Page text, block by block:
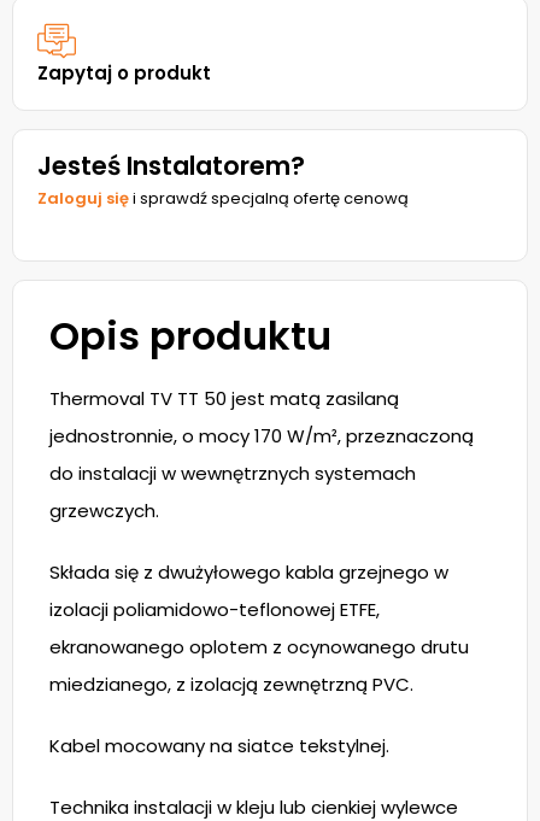
Zapytaj o produkt
Jesteś Instalatorem?
Zaloguj sięi sprawdź specjalną ofertę cenową
Opis produktu
Thermoval TV TT 50 jest matą zasilaną
jednostronnie, o mocy 170 W/m², przeznaczoną
do instalacji w wewnętrznych systemach
grzewczych.
Składa się z dwużyłowego kabla grzejnego w
izolacji poliamidowo-teflonowej ETFE,
ekranowanego oplotem z ocynowanego drutu
miedzianego, z izolacją zewnętrzną PVC.
Kabel mocowany na siatce tekstylnej.
Technika instalacji w kleju lub cienkiej wylewce